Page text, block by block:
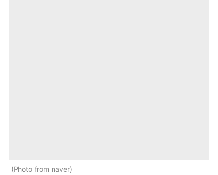
Photo from naver